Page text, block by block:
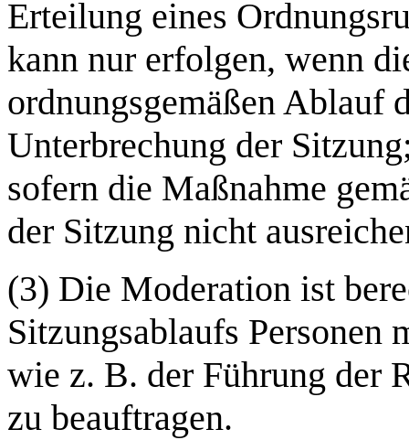
Erteilung eines
kann nur erfolgen, wenn
ordnungsgemäßen Ablauf
Unterbrechung der
sofern die Maßnahme
der Sitzung nicht
(3) Die Moderation ist
Sitzungsablaufs Personen
wie z. B. der Führung der
zu beauftragen.